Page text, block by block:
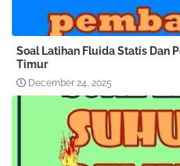
Soal Latihan Fluida Statis Dan
Timur
December 24, 2025